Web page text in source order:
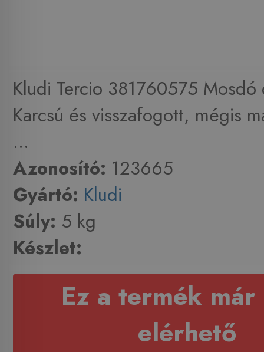
Kludi Tercio 381760575 Mosdó
Karcsú és visszafogott, mégis
...
Azonosító: 123665
Gyártó: Kludi
Súly: 5 kg
Készlet:
Ez a termék már
elérhető